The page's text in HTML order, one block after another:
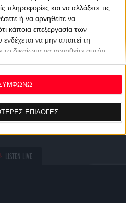
και να αλλάξετε τις
ή να αρνηθείτε να
κάποια επεξεργασία των
να μην απαιτεί τη
δικαίωμα να αρνηθείτε αυτήν
σας ανά πάσα στιγμή
και κάνοντας κλικ στο
μέρος της ιστοσελίδας.
ΕΠΙΛΟΓΕΣ
LISTEN LIVE